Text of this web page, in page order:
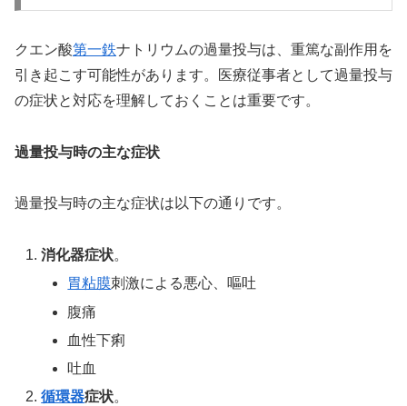
クエン酸第一鉄ナトリウムの過量投与は、重篤な副作用を
引き起こす可能性があります。医療従事者として過量投与
の症状と対応を理解しておくことは重要です。
過量投与時の主な症状
過量投与時の主な症状は以下の通りです。
消化器症状。
胃粘膜刺激による悪心、嘔吐
腹痛
血性下痢
吐血
循環器症状。